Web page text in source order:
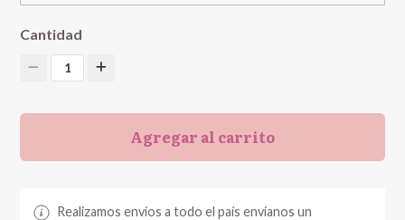
Cantidad
1
Agregar al carrito
Realizamos envíos a todo el país envíanos un